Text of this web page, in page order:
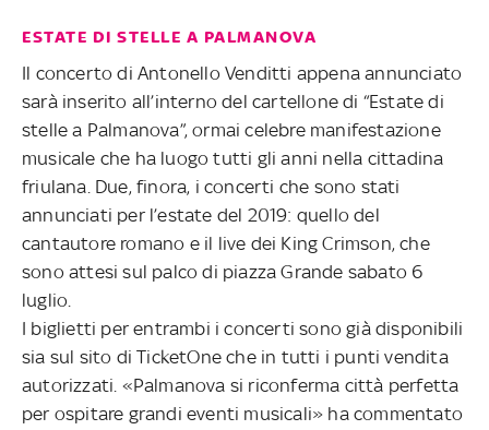
ESTATE DI STELLE A PALMANOVA
Il concerto di Antonello Venditti appena annunciato
sarà inserito all’interno del cartellone di “Estate di
stelle a Palmanova”, ormai celebre manifestazione
musicale che ha luogo tutti gli anni nella cittadina
friulana. Due, finora, i concerti che sono stati
annunciati per l’estate del 2019: quello del
cantautore romano e il live dei King Crimson, che
sono attesi sul palco di piazza Grande sabato 6
luglio.
I biglietti per entrambi i concerti sono già disponibili
sia sul sito di TicketOne che in tutti i punti vendita
autorizzati. «Palmanova si riconferma città perfetta
per ospitare grandi eventi musicali» ha commentato